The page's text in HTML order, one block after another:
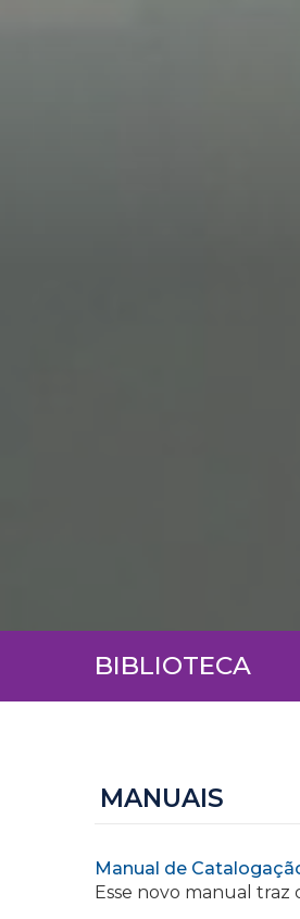
BIBLIOTECA
MANUAIS
Manual de
Esse novo manual traz